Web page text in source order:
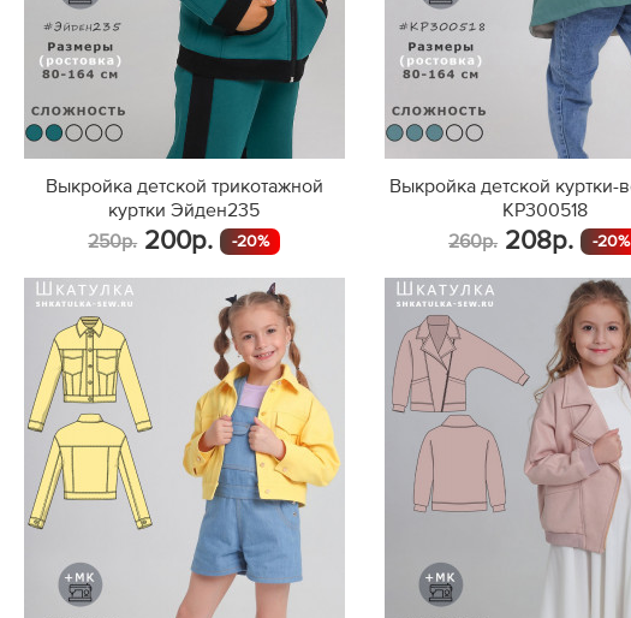
Выкройка детской трикотажной
куртки Эйден235
250р. 200р. -20%
Выкройка детской куртки-
KP300518
260р. 208р. -20%